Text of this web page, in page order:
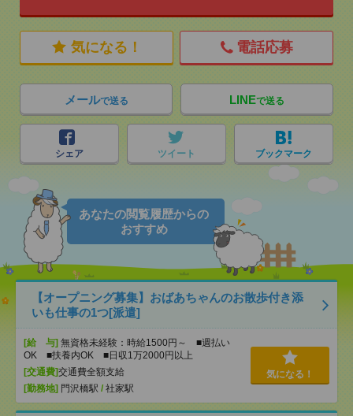
気になる！ 電話応募
メールで送る LINEで送る
シェア ツイート ブックマーク
あなたの閲覧履歴からの
おすすめ
【オープニング募集】おばあちゃんのお散歩付き添
いも仕事の1つ[派遣]
[給 与] 無資格未経験：時給1500円～ ■週払い
OK ■扶養内OK ■日収1万2000円以上
[交通費]交通費全額支給
[勤務地] 門沢橋駅 / 社家駅
気になる！